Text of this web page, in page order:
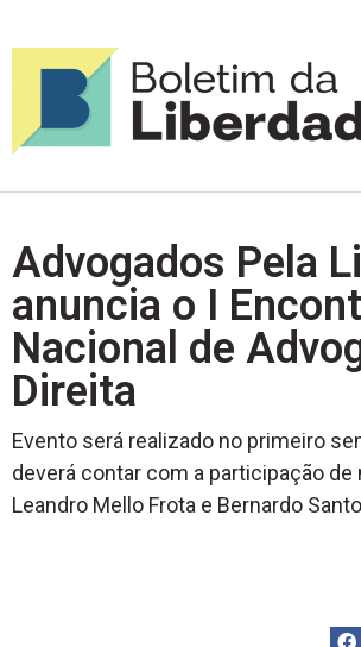
Advogados Pela
anuncia o I
Nacional de
Direita
Evento será realizado no primeiro
deverá contar com a participação
Leandro Mello Frota e Bernardo